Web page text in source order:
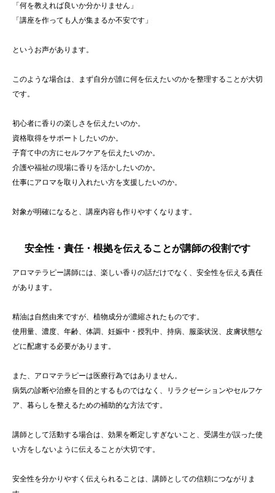
「何を教えれば良いか分かりません」
「講座を作っても人が集まるか不安です」
というお声があります。
このような場合は、まず自分が誰に何を伝えたいのかを整理することが大切
です。
初心者に香りの楽しさを伝えたいのか。
資格取得をサポートしたいのか。
子育て中の方にセルフケアを伝えたいのか。
介護や福祉の現場に香りを活かしたいのか。
仕事にアロマを取り入れたい方を支援したいのか。
対象が明確になると、講座内容も作りやすくなります。
安全性・責任・根拠を伝えることが講師の役割です
アロマテラピー講師には、楽しい香りの話だけでなく、安全性を伝える責任
があります。
精油は自然由来ですが、植物成分が濃縮されたものです。
使用量、濃度、年齢、体調、妊娠中・授乳中、持病、服薬状況、皮膚状態な
どに配慮する必要があります。
また、アロマテラピーは医療行為ではありません。
病気の診断や治療を目的とするものではなく、リラクゼーションやセルフケ
ア、暮らしを整えるための補助的な方法です。
講師として活動する場合は、効果を断定しすぎないこと、受講生が誤った使
い方をしないように伝えることが大切です。
安全性を分かりやすく伝えられることは、講師としての信頼につながりま